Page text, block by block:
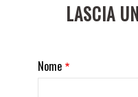
LASCIA
Nome